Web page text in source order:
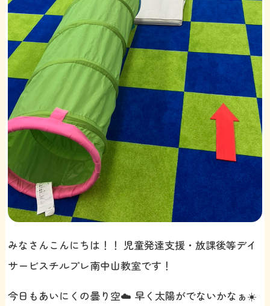
みなさんこんにちは！！ 児童発達支援・放課後等デイ
サービスチルプレ南中山教室です！
今日もあいにくの曇り空☁️ 早く太陽がでないかなぁ☀️